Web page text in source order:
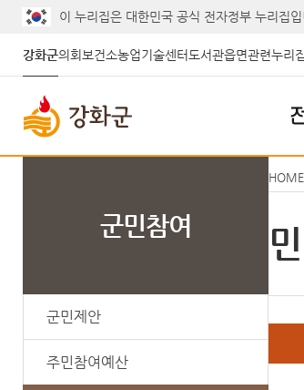
이 누리집은 대한민국 공식 전자정부 누리집입
강화군의회 보건소농업기술센터 도서관읍면관련누리
군민참여
군민제안
주민참여예산
HOME